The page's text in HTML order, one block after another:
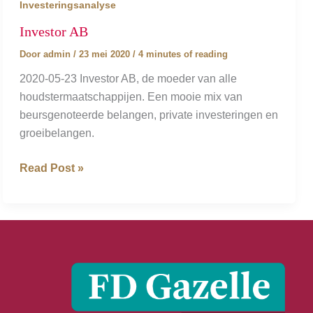
Investeringsanalyse
Investor AB
Door admin / 23 mei 2020 / 4 minutes of reading
2020-05-23 Investor AB, de moeder van alle
houdstermaatschappijen. Een mooie mix van
beursgenoteerde belangen, private investeringen en
groeibelangen.
Investor
Read Post »